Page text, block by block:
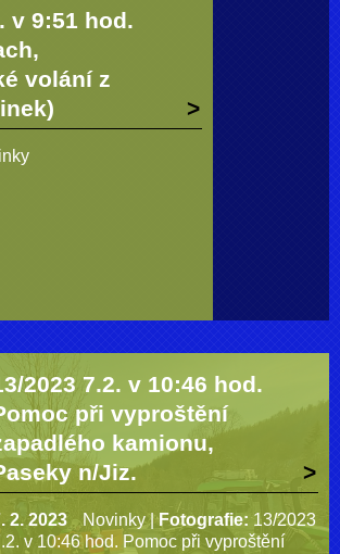
v 9:51 hod.
volání z
2023 7.2. v 10:46 hod.
při vyproštění
kamionu,
n/Jiz.
2. 2023 Novinky |Fotografie: 13/2023
v 10:46 hod. Pomoc při vyproštění